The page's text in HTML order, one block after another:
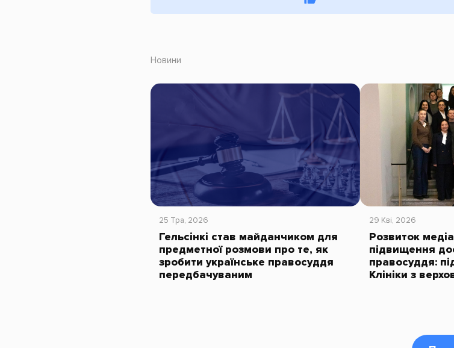
Новини
25 Тра, 2026
Гельсінкі став майданчиком для
предметної розмови про те, як
зробити українське правосуддя
передбачуваним
29 Кві, 2026
Розвиток
підвищення
правосуддя:
Клініки з